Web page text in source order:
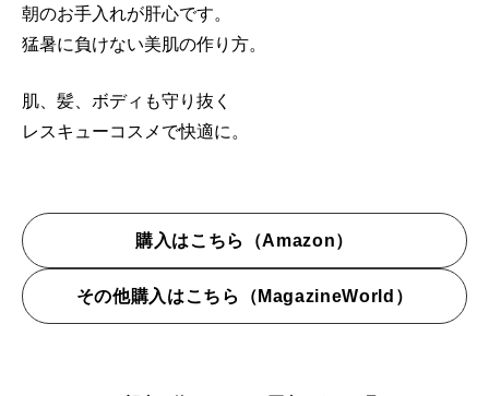
朝のお手入れが肝心です。
猛暑に負けない美肌の作り方。
肌、髪、ボディも守り抜く
レスキューコスメで快適に。
購入はこちら（Amazon）
その他購入はこちら（MagazineWorld）